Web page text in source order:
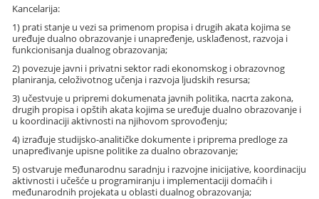
Kancelarija:
1) prati stanje u vezi sa primenom propisa i drugih akata kojima se
uređuje dualno obrazovanje i unapređenje, usklađenost, razvoja i
funkcionisanja dualnog obrazovanja;
2) povezuje javni i privatni sektor radi ekonomskog i obrazovnog
planiranja, celoživotnog učenja i razvoja ljudskih resursa;
3) učestvuje u pripremi dokumenata javnih politika, nacrta zakona,
drugih propisa i opštih akata kojima se uređuje dualno obrazovanje i
u koordinaciji aktivnosti na njihovom sprovođenju;
4) izrađuje studijsko-analitičke dokumente i priprema predloge za
unapređivanje upisne politike za dualno obrazovanje;
5) ostvaruje međunarodnu saradnju i razvojne inicijative, koordinaciju
aktivnosti i učešće u programiranju i implementaciji domaćih i
međunarodnih projekata u oblasti dualnog obrazovanja;